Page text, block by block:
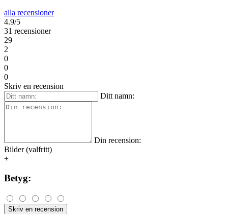
alla recensioner
4.9/5
31 recensioner
29
2
0
0
0
Skriv en recension
Ditt namn:
Din recension:
Bilder (valfritt)
+
Betyg:
Skriv en recension